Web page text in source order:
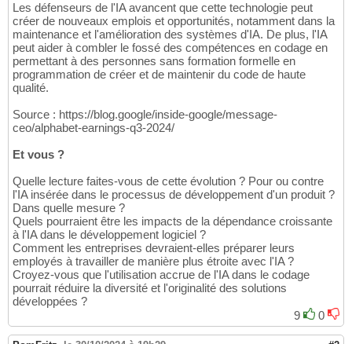
Les défenseurs de l'IA avancent que cette technologie peut
créer de nouveaux emplois et opportunités, notamment dans la
maintenance et l'amélioration des systèmes d'IA. De plus, l'IA
peut aider à combler le fossé des compétences en codage en
permettant à des personnes sans formation formelle en
programmation de créer et de maintenir du code de haute
qualité.
Source : https://blog.google/inside-google/message-
ceo/alphabet-earnings-q3-2024/
Et vous ?
Quelle lecture faites-vous de cette évolution ? Pour ou contre
l'IA insérée dans le processus de développement d'un produit ?
Dans quelle mesure ?
Quels pourraient être les impacts de la dépendance croissante
à l'IA dans le développement logiciel ?
Comment les entreprises devraient-elles préparer leurs
employés à travailler de manière plus étroite avec l'IA ?
Croyez-vous que l'utilisation accrue de l'IA dans le codage
pourrait réduire la diversité et l'originalité des solutions
développées ?
9
0